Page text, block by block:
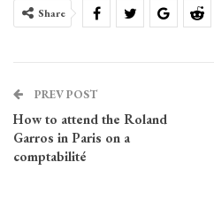
Share
PREV POST
How to attend the Roland
Garros in Paris on a
comptabilité